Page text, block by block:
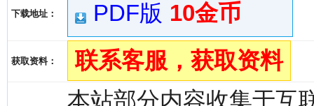
下载地址： PDF版 10金币
获取资料： 联系客服，获取资料
本站部分内容收集于互